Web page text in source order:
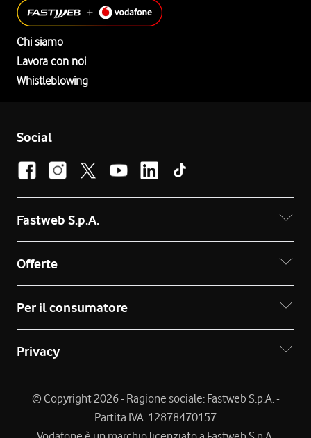
Chi siamo
Lavora con noi
Whistleblowing
Social
Fastweb S.p.A.
Offerte
Per il consumatore
Privacy
© Copyright 2026 - Ragione sociale: Fastweb S.p.A. -
Partita IVA: 12878470157